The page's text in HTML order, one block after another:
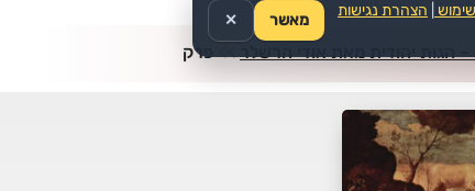
– הגות יהודית מאת אודי הרשלר >>פרק
הצהרת נגישות
מאשר ✕